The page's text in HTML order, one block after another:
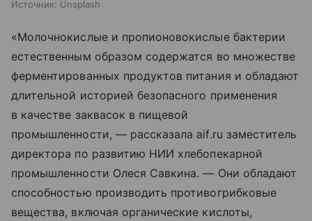
Источник: Unsplash
«Молочнокислые и пропионовокислые бактерии
естественным образом содержатся во множестве
ферментированных продуктов питания и обладают
длительной историей безопасного применения
в качестве заквасок в пищевой
промышленности, — рассказала aif.ru заместитель
директора по развитию НИИ хлебопекарной
промышленности Олеся Савкина. — Они обладают
способностью производить противогрибковые
вещества, включая органические кислоты,